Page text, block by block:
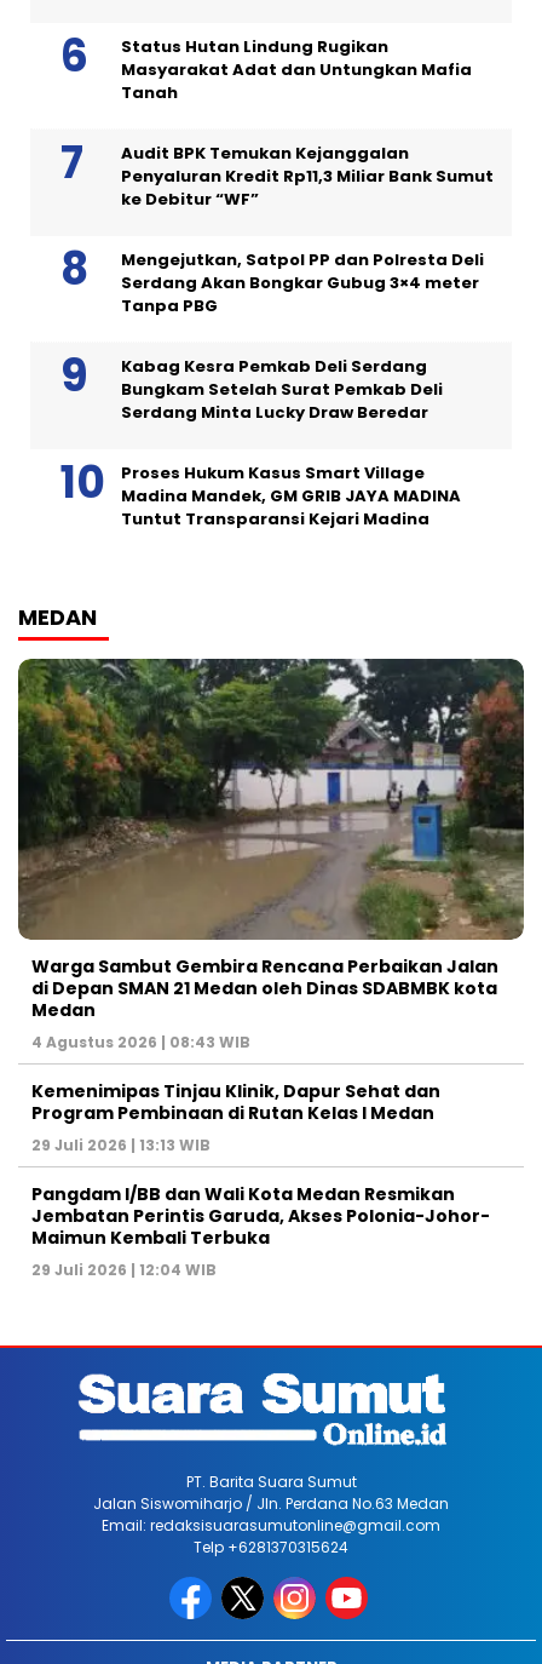
Status Hutan Lindung Rugikan
Masyarakat Adat dan Untungkan Mafia
Tanah
Audit BPK Temukan Kejanggalan
Penyaluran Kredit Rp11,3 Miliar Bank Sumut
ke Debitur “WF”
Mengejutkan, Satpol PP dan Polresta Deli
Serdang Akan Bongkar Gubug 3×4 meter
Tanpa PBG
Kabag Kesra Pemkab Deli Serdang
Bungkam Setelah Surat Pemkab Deli
Serdang Minta Lucky Draw Beredar
Proses Hukum Kasus Smart Village
Madina Mandek, GM GRIB JAYA MADINA
Tuntut Transparansi Kejari Madina
MEDAN
Warga Sambut Gembira Rencana Perbaikan Jalan
di Depan SMAN 21 Medan oleh Dinas SDABMBK kota
Medan
4 Agustus 2026 | 08:43 WIB
Kemenimipas Tinjau Klinik, Dapur Sehat dan
Program Pembinaan di Rutan Kelas I Medan
29 Juli 2026 | 13:13 WIB
Pangdam I/BB dan Wali Kota Medan Resmikan
Jembatan Perintis Garuda, Akses Polonia-Johor-
Maimun Kembali Terbuka
29 Juli 2026 | 12:04 WIB
PT. Barita Suara Sumut
Jalan Siswomiharjo / Jln. Perdana No.63 Medan
Email: redaksisuarasumutonline@gmail.com
Telp +6281370315624